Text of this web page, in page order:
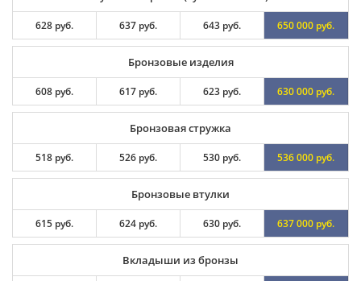
628 руб. 637 руб. 643 руб. 650 000 руб.
Бронзовые изделия
608 руб. 617 руб. 623 руб. 630 000 руб.
Бронзовая стружка
518 руб. 526 руб. 530 руб. 536 000 руб.
Бронзовые втулки
615 руб. 624 руб. 630 руб. 637 000 руб.
Вкладыши из бронзы